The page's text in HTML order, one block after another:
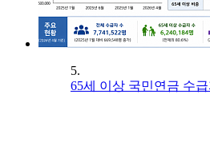
5.
65세 이상 국민연금 수급